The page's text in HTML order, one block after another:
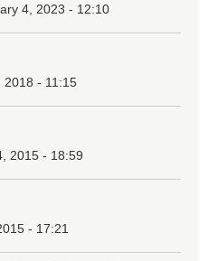
4, 2023 - 12:10
2018 - 11:15
2015 - 18:59
- 17:21